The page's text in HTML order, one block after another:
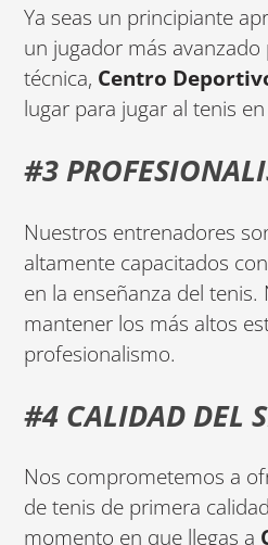
Ya seas un principiante
un jugador más
técnica, Centro
lugar para jugar al tenis
#3
Nuestros entrenadores
altamente capacitados
en la enseñanza del
mantener los más altos
profesionalismo.
#4 CALIDAD DEL
Nos comprometemos a
de tenis de primera
momento en que llegas a